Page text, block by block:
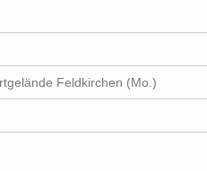
Feldkirchen (Mo.)